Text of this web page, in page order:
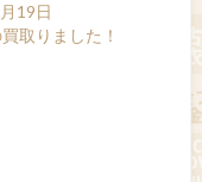
19日
取りました！